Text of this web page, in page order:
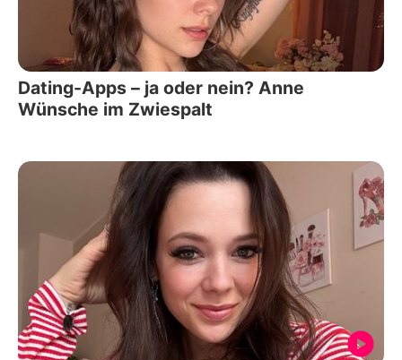
Dating-Apps – ja oder nein? Anne
Wünsche im Zwiespalt